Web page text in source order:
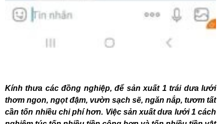
Kính thưa các đồng nghiệp, để sản xuất 1 trái dưa lưới
thơm ngon, ngọt đậm, vườn sạch sẽ, ngăn nắp, tươm tất
cần tốn nhiều chi phí hơn. Việc sản xuất dưa lưới 1 cách